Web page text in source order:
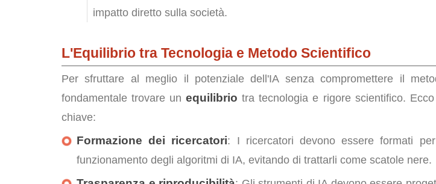
impatto diretto sulla società.
L'Equilibrio tra Tecnologia e Metodo Scientifico
Per sfruttare al meglio il potenziale dell'IA senza compromettere il
fondamentale trovare unequilibrio tra tecnologia e rigore scientifico.
chiave:
Formazione dei ricercatori: I ricercatori devono essere formati
funzionamento degli algoritmi di IA, evitando di trattarli come scatole nere.